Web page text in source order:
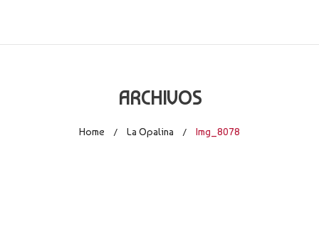
LA OPALINA
ARCHIVOS
Home / La Opalina / Img_8078